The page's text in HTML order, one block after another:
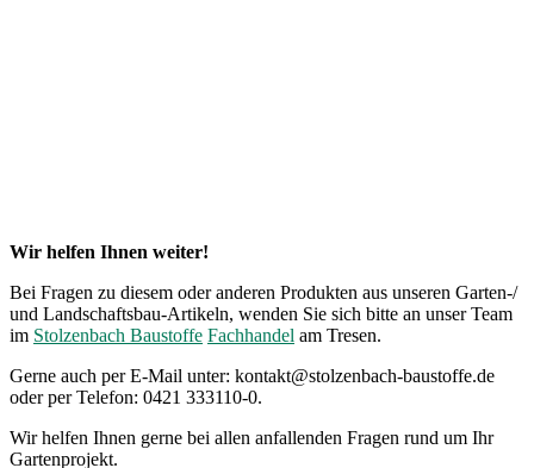
Wir helfen Ihnen weiter!
Bei Fragen zu diesem oder anderen Produkten aus unseren Garten-/
und Landschaftsbau-Artikeln, wenden Sie sich bitte an unser Team
im Stolzenbach Baustoffe Fachhandel am Tresen.
Gerne auch per E-Mail unter: kontakt@stolzenbach-baustoffe.de
oder per Telefon: 0421 333110-0.
Wir helfen Ihnen gerne bei allen anfallenden Fragen rund um Ihr
Gartenprojekt.